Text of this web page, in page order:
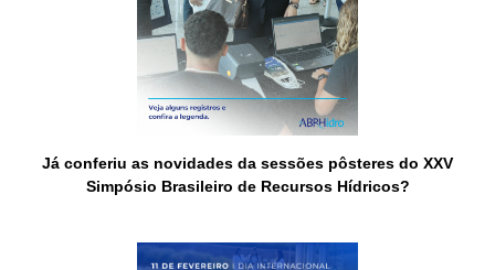
Já conferiu as novidades da sessões pôsteres do XXV
Simpósio Brasileiro de Recursos Hídricos?